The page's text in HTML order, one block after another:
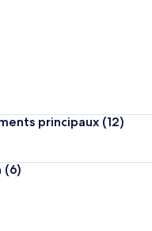
principaux (12)
(6)